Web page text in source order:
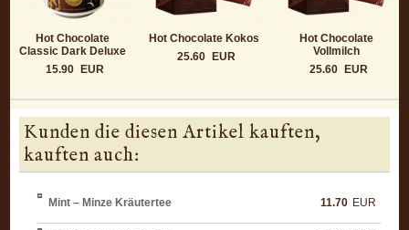
Hot Chocolate
Classic Dark Deluxe
15.90
EUR
Hot Chocolate Kokos
25.60
EUR
Hot Chocolate
Vollmilch
25.60
EUR
Kunden die diesen Artikel kauften,
kauften auch:
Mint – Minze Kräutertee 11.70 EUR